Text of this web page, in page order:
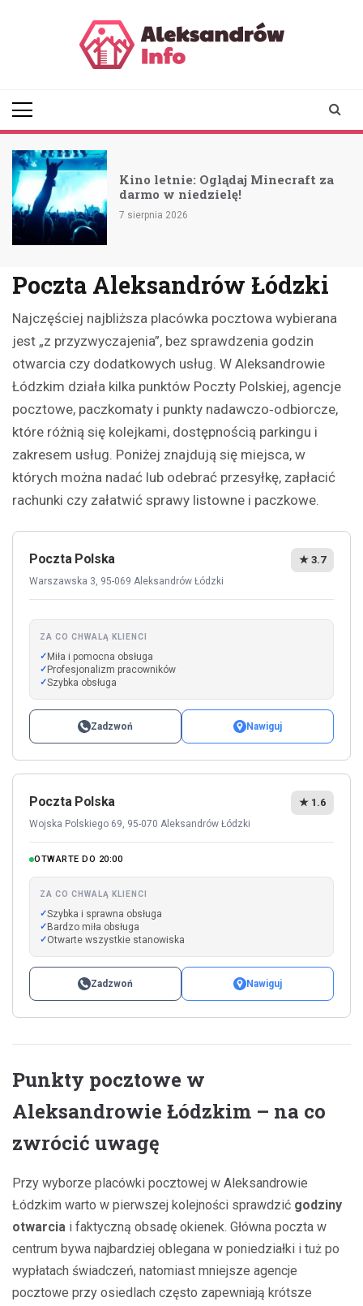
Kino letnie: Oglądaj Minecraft za
darmo w niedzielę!
7 sierpnia 2026
Poczta Aleksandrów Łódzki
Najczęściej najbliższa placówka pocztowa wybierana
jest „z przyzwyczajenia”, bez sprawdzenia godzin
otwarcia czy dodatkowych usług. W Aleksandrowie
Łódzkim działa kilka punktów Poczty Polskiej, agencje
pocztowe, paczkomaty i punkty nadawczo‑odbiorcze,
które różnią się kolejkami, dostępnością parkingu i
zakresem usług. Poniżej znajdują się miejsca, w
których można nadać lub odebrać przesyłkę, zapłacić
rachunki czy załatwić sprawy listowne i paczkowe.
Poczta Polska
Warszawska 3, 95-069 Aleksandrów Łódzki
★ 3.7
ZA CO CHWALĄ KLIENCI
Miła i pomocna obsługa
Profesjonalizm pracowników
Szybka obsługa
Zadzwoń Nawiguj
Poczta Polska
Wojska Polskiego 69, 95-070 Aleksandrów Łódzki
★ 1.6
OTWARTE DO 20:00
ZA CO CHWALĄ KLIENCI
Szybka i sprawna obsługa
Bardzo miła obsługa
Otwarte wszystkie stanowiska
Zadzwoń Nawiguj
Punkty pocztowe w
Aleksandrowie Łódzkim – na co
zwrócić uwagę
Przy wyborze placówki pocztowej w Aleksandrowie
Łódzkim warto w pierwszej kolejności sprawdzić godziny
otwarcia i faktyczną obsadę okienek. Główna poczta w
centrum bywa najbardziej oblegana w poniedziałki i tuż po
wypłatach świadczeń, natomiast mniejsze agencje
pocztowe przy osiedlach często zapewniają krótsze